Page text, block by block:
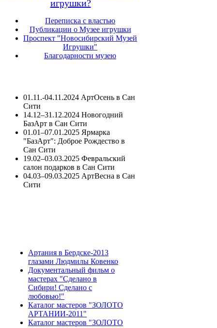
игрушки?
Переписка с властью
Публикации о Музее игрушки
Проспект "Новосибирский Музей
Игрушки"
Благодарности музею
01.11.-04.11.2024 АртОсень в Сан
Сити
14.12–31.12.2024 Новогодний
БазАрт в Сан Сити
01.01–07.01.2025 Ярмарка
"БазАрт": Доброе Рождество в
Сан Сити
19.02–03.03.2025 Февральский
салон подарков в Сан Сити
04.03–09.03.2025 АртВесна в Сан
Сити
Артания в Бердске-2013
глазами Людмилы Ковенко
Документальный фильм о
мастерах "Сделано в
Сибири! Сделано с
любовью!"
Каталог мастеров "ЗОЛОТО
АРТАНИИ-2011"
Каталог мастеров "ЗОЛОТО